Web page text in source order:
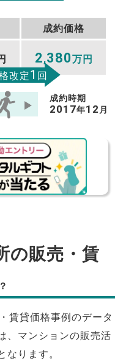
成約価格
2,380万円
改定1 回
成約時期
2017年12 月
の販売・賃
賃貸価格事例のデータ
、マンションの販売活
ります。